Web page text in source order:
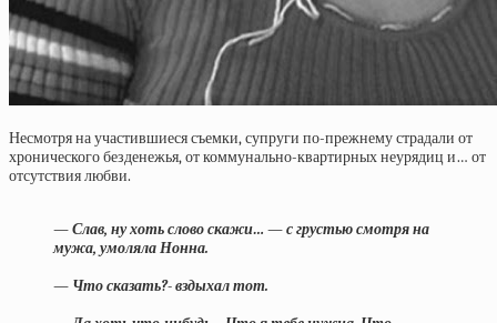
Несмотря на участившиеся съемки, супруги по-прежнему страдали от
хронического безденежья, от коммунально-квартирных неурядиц и… от
отсутствия любви.
— Слав, ну хоть слово скажи… — с грустью смотря на
мужа, умоляла Нонна.
— Что сказать?- вздыхал тот.